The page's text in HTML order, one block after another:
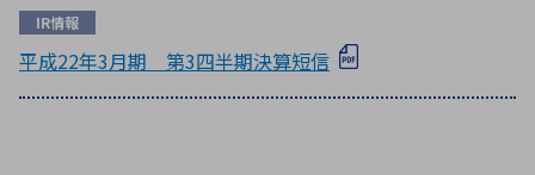
IR情報
平成22年3月期 第3四半期決算短信